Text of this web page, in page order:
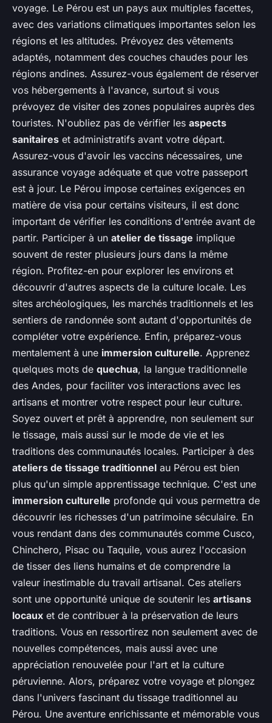
voyage. Le Pérou est un pays aux multiples facettes,
avec des variations climatiques importantes selon les
régions et les altitudes. Prévoyez des vêtements
adaptés, notamment des couches chaudes pour les
régions andines. Assurez-vous également de réserver
vos hébergements à l'avance, surtout si vous
prévoyez de visiter des zones populaires auprès des
touristes. N'oubliez pas de vérifier les aspects
sanitaires et administratifs avant votre départ.
Assurez-vous d'avoir les vaccins nécessaires, une
assurance voyage adéquate et que votre passeport
est à jour. Le Pérou impose certaines exigences en
matière de visa pour certains visiteurs, il est donc
important de vérifier les conditions d'entrée avant de
partir. Participer à un atelier de tissage implique
souvent de rester plusieurs jours dans la même
région. Profitez-en pour explorer les environs et
découvrir d'autres aspects de la culture locale. Les
sites archéologiques, les marchés traditionnels et les
sentiers de randonnée sont autant d'opportunités de
compléter votre expérience. Enfin, préparez-vous
mentalement à une immersion culturelle. Apprenez
quelques mots de quechua, la langue traditionnelle
des Andes, pour faciliter vos interactions avec les
artisans et montrer votre respect pour leur culture.
Soyez ouvert et prêt à apprendre, non seulement sur
le tissage, mais aussi sur le mode de vie et les
traditions des communautés locales. Participer à des
ateliers de tissage traditionnel au Pérou est bien
plus qu'un simple apprentissage technique. C'est une
immersion culturelle profonde qui vous permettra de
découvrir les richesses d'un patrimoine séculaire. En
vous rendant dans des communautés comme Cusco,
Chinchero, Pisac ou Taquile, vous aurez l'occasion
de tisser des liens humains et de comprendre la
valeur inestimable du travail artisanal. Ces ateliers
sont une opportunité unique de soutenir les artisans
locaux et de contribuer à la préservation de leurs
traditions. Vous en ressortirez non seulement avec de
nouvelles compétences, mais aussi avec une
appréciation renouvelée pour l'art et la culture
péruvienne. Alors, préparez votre voyage et plongez
dans l'univers fascinant du tissage traditionnel au
Pérou. Une aventure enrichissante et mémorable vous